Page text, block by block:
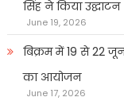
सिंह ने किया उद्घाटन
June 19, 2026
बिक्रम में 19 से 22
का आयोजन
June 17, 2026